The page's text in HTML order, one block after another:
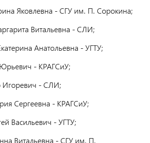
Яковлевна - СГУ им. П. Сорокина;
Витальевна - СЛИ;
Анатольевна - УГТУ;
- КРАГСиУ;
Игоревич - СЛИ;
Сергеевна - КРАГСиУ;
Васильевич - УГТУ;
Витальевна - СГУ им. П.